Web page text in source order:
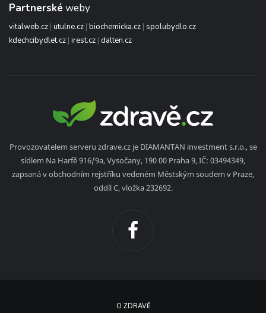
Partnerské weby
vitalweb.cz | utulne.cz | biochemicka.cz | spolubydlo.cz
kdechcibydlet.cz | irest.cz | dalten.cz
Provozovatelem serveru zdrave.cz je DIAMANTAN investment s.r.o., se
sídlem Na Harfě 916/9a, Vysočany, 190 00 Praha 9, IČ: 03494349,
zapsaná v obchodním rejstříku vedeném Městským soudem v Praze,
oddíl C, vložka 232692.
O ZDRAVĚ